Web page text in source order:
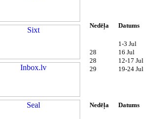
Nedēļa Datums
1-3 Jul
28
16 Jul
28
12-17 Jul
29
19-24 Jul
Nedēļa Datums